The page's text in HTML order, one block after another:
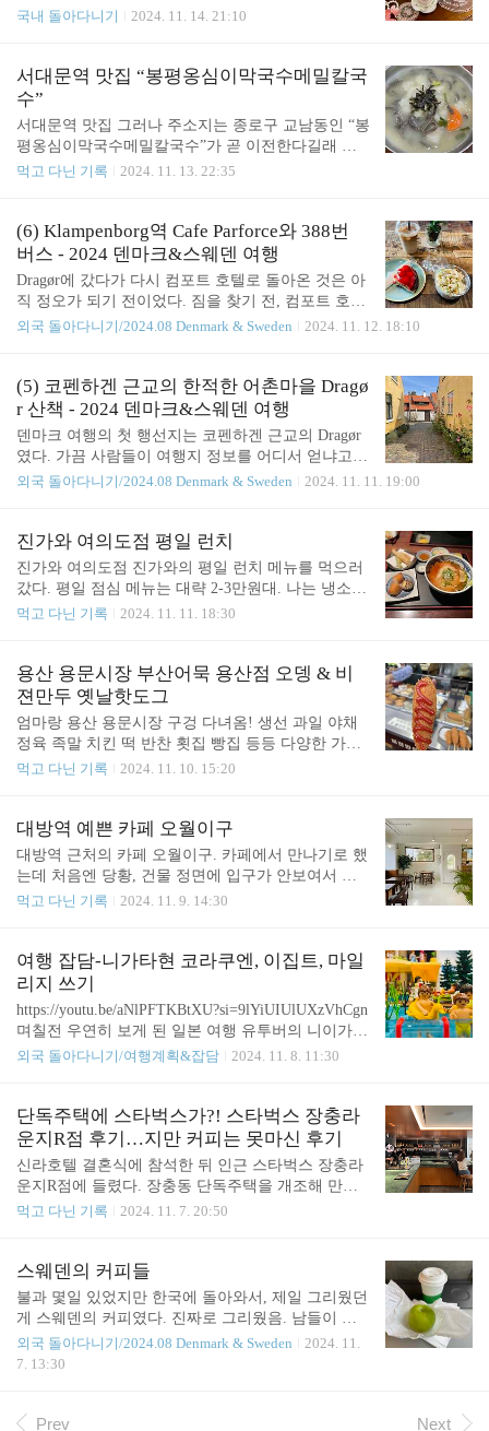
게 아아 마실 걸 후회함. 아아는 맛있었다고. 커피가
라운지는 다양한 공간으로 구성되어 있었다. 1인 공
간도 있고 +_+ 널찍하고 한적해서 좋았음 :) 커피가
달아서 결국 센터커피의..
도 줄서고 휴;; 그래도 티켓 받고 나니 일단 신남💚 오
컬을 보고 -> 국내에서 다시 한번 호주 캐스트 내한
공연으로 관람! 그 이후로는 더이상 뮤지컬을 보러
가지는 않았지만, 그래도 위키드의 오랜 팬입니다.
(그래서 아직도 나에게 위키드는 이디나 멘젤과 크리
스틴 체노웨스가 최고!) 입장하자마자 사람 찍는 사
람들로 가득한 위키드 팝업 스토어. 글린다의 방 글
고 사진 찍었는데 개신남 검은 원피스 입고 갈걸 미
처 생각 못해서 좀 아쉬웠다ㅎㅎ 메리 위키드 크..
국내 돌아다니기 2024. 11. 14. 21:10
서대문역 맛집 “봉평옹심이막국수메밀칼국
수”
서대문역 맛집 그러나 주소지는 종로구 교남동인 “봉
평옹심이막국수메밀칼국수”가 곧 이전한다길래 부
랴부랴 다녀옴!!! [카카오맵] 봉평옹심이막국수메밀
칼국수서울 종로구 통일로 156-1map.kakao.com 여기
옹심이가 정말 맛있다. 어쩐지 맛집들이 가게를 옮기
고 나면, 사장님도 메뉴도 다 그대로인데 이상하게
예전 그 맛이 안나는 경우를 종종 접해왔기에, 봉평
옹심이막국수메밀칼국수가 이전하기 전에 꼭 한번
먹고 싶었다. 오늘도 어김없이 대기가 있었다. + 몇년
뉴판도 안보고 주문하는 손님이 한두명이 아닌 걸 보
고 오 진짜 오래된 ..
먹고 다닌 기록 2024. 11. 13. 22:35
(6) Klampenborg역 Cafe Parforce와 388번
버스 - 2024 덴마크&스웨덴 여행
Dragør에 갔다가 다시 컴포트 호텔로 돌아온 것은 아
직 정오가 되기 전이었다. 짐을 찾기 전, 컴포트 호텔
의 화장실에 들렸다. 이번 덴마크/스웨덴 여행에서
이런 건 남녀유별이었음 좋겠음. 내가 너무 보수적인
가? 짐을 찾고 컴포트 호텔 로비에 앉아 잠시 핸드폰
을 충전했다. 아직 2020년에 산 아이폰12프로를 쓰고
있어서, 여행 내내 배터리 용량과 저장 용량으로 고
통받았다. 시간낭비 무엇…ㅠㅠ 컴포트 호텔의 로비
는 널찍하고, 대부분의 좌석에 충전기를 꽂을 수 있
많았다. 핸드폰도 충전할 겸, 여기서 점심을 먹고 갈
까 고민했는데 (직접 조리하는 음식은 ..
외국 돌아다니기/2024.08 Denmark & Sweden 2024. 11. 12. 18:10
(5) 코펜하겐 근교의 한적한 어촌마을 Dragø
r 산책 - 2024 덴마크&스웨덴 여행
덴마크 여행의 첫 행선지는 코펜하겐 근교의 Dragør
였다. 가끔 사람들이 여행지 정보를 어디서 얻냐고
묻는데, 나는 핀터레스트 검색이나 구글맵 들여다보
다. 노란빛의 오래된 집들이 예뻐보였고 동네 이름도
Dragon을 연상시켜 괜히 멋있었다. (물론 용과 전혀
관련은 없음ㅎ) 지도를 보니 Dragør는 코펜하겐 시내
내로 가기 전, 컴포트 호텔에 짐을 맡겨두고 호텔 앞
오기 전 코펜하겐 카드 96시간권을 결제했고 이 카드
로 코펜하겐과 코펜하겐 근교의 대중교통은 전부 이
용할 수 있었다. 버스 기사에게 ..
외국 돌아다니기/2024.08 Denmark & Sweden 2024. 11. 11. 19:00
진가와 여의도점 평일 런치
진가와 여의도점 진가와의 평일 런치 메뉴를 먹으러
갔다. 평일 점심 메뉴는 대략 2-3만원대. 나는 냉소면
정식을 골랐고 네 명 다 다른 메뉴를 먹었다 ㅎㅎ 스
면 + 유부초밥2 + 소바마끼1 + 튀김 + 샐러드로 구성
되어 있었는데 소면은 국물이 깔끔하고 시원해서 맛
있었지만, 360년 전통의 면요리…라고 하는 것 치고
는 다소 평범한 느낌이었고 의외로 맛있었던 게 소바
마끼! 소바마끼의 발견! 딱 한개뿐이라 아쉬웠다. 다
음에 또 가게 되면 그땐 소바마끼를 한 줄 시켜 먹을
먹고 다닌 기록 2024. 11. 11. 18:30
용산 용문시장 부산어묵 용산점 오뎅 & 비
젼만두 옛날핫도그
엄마랑 용산 용문시장 구겅 다녀옴! 생선 과일 야채
정육 족말 치킨 떡 반찬 횟집 빵집 등등 다양한 가게
가 있었다. 꽤 깔끔한 용문시장 예전엔 재래시장을
마는 아케이드 안의 건어물 상가에서 호두를 샀는데
사장님이 매우 친절하셨다. 그리고 엄마한테 붕어빵
사먹자고 했더니 아까 핫도그 가게가 있었다며 붕어
젼만두의 옛날 핫도그 (1,500원) 주문하면 다시 한번
있는 살짝 부실한 소세지까지, 진짜로 진짜로 옛날
핫도그였음ㅋㅋ 추억이 방울방울 몽글몽글 되살아나
는 맛. 여기 사장님도 넘 친절하시고, 처음 보는데 친
근하게..
먹고 다닌 기록 2024. 11. 10. 15:20
대방역 예쁜 카페 오월이구
대방역 근처의 카페 오월이구. 카페에서 만나기로 했
는데 처음엔 당황, 건물 정면에 입구가 안보여서 ㅋ
ㅋㅋㅋ 건물 메인 출입구로 들어가서 2층으로 갔는
돌아가서 외부 계단을 올라야한다. 이 건물 구조 좀
특이함ㅎㅎ 계단을 오르면 귀여운 곰돌이가 맞아줌.
깔끔하고 차분한 느낌의 카페. 오후의 햇살 + 바깥의
나무들이 가을바람에 흔들리는 모습이 좋았는데 동
영상으로 찍으려는 순간 다른 손님들이 우루루 들어
와서 포기. 오월이구의 커피와 음료 메뉴판. 맛있는
타르트도 있었음. 마음에 들었던 창문 :) 라떼와 아메
리카노 그리고 쑥절미갸또쇼콜라. (비닐포장 벗기고
사진 찍을..
먹고 다닌 기록 2024. 11. 9. 14:30
여행 잡담-니가타현 코라쿠엔, 이집트, 마일
리지 쓰기
https://youtu.be/aNlPFTKBtXU?si=9lYiUIUlUXzVhCgn
며칠전 우연히 보게 된 일본 여행 유투버의 니이가타
현의 코라쿠엔 (공락원) 1층은 자판기 식당, 2층은 호
담에서 그대로 튀어나온 것 같은 곳이다. 보는 내내
신기했음. 레트로 그 잡채! 깨끗하게 청소하시는 듯
하지만 나는 숙박은 차마 못할 듯. 또 과연 수익이 날
까…싶은데 이 곳을 운영하는 분들의 이야기가 궁금
하다. 코라쿠엔의 구글 리뷰는 이 쪽에. 같은 유튜버
의 다른 여행기. 니가타에서 홋카이도 오타루까지 16
NqU?si=ernyx7mZ-vePs..
외국 돌아다니기/여행계획&잡담 2024. 11. 8. 11:30
단독주택에 스타벅스가?! 스타벅스 장충라
운지R점 후기…지만 커피는 못마신 후기
신라호텔 결혼식에 참석한 뒤 인근 스타벅스 장충라
운지R점에 들렸다. 장충동 단독주택을 개조해 만든
스타벅스 리저브 매장. 스타벅스의 다른 행보들은 그
에 30분 정도 대기하는 일이 흔하다길래 큰 기대없이
갔는데, 대기줄이 없어서 일행들과 함께 우와 우리
운좋다!!!! 라며 신나서 들어감. 단독주택이던 시절
이때만 해도 우와앙 신나!!! 하고 있었는데 결론적으
로 말하자면 자리가 없었다ㅠㅠ 스타벅스 장충라운
자리도 전부 만석 얼핏 빈 자리가 있는 것 같아 가보
먹고 다닌 기록 2024. 11. 7. 20:50
스웨덴의 커피들
불과 몇일 있었지만 한국에 돌아와서, 제일 그리웠던
게 스웨덴의 커피였다. 진짜로 그리웠음. 남들이 보
면 스웨덴에 몇 년 살다 온 줄ㅋㅋㅋㅋ 개인적인 경
험으로는 덴마크와 스웨덴의 카페 커피 문화는 좀 다
제한적인 경험이고, 반박시 당신의 말이 다 옮습니
외국 돌아다니기/2024.08 Denmark & Sweden
2024. 11.
7. 13:30
Prev Next